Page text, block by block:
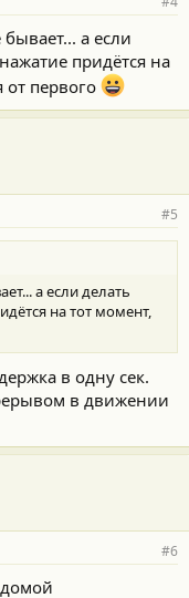
а если
придётся на
от первого
#5
а если делать
на тот момент,
в одну сек.
в движении
#6